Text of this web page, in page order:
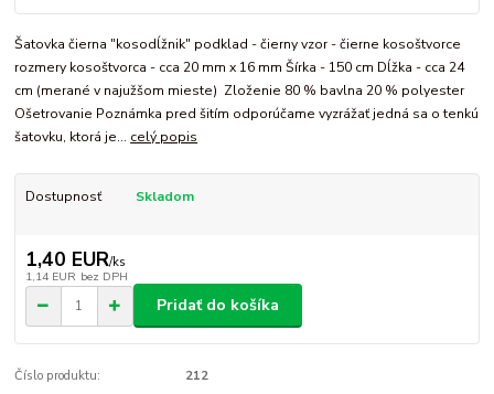
Šatovka čierna "kosodĺžnik" podklad - čierny vzor - čierne kosoštvorce
rozmery kosoštvorca - cca 20 mm x 16 mm Šírka - 150 cm Dĺžka - cca 24
cm (merané v najužšom mieste) Zloženie 80 % bavlna 20 % polyester
Ošetrovanie Poznámka pred šitím odporúčame vyzrážať jedná sa o tenkú
šatovku, ktorá je... celý popis
Dostupnosť Skladom
1,40 EUR/ks
1,14 EUR bez DPH
Pridať do košíka
Číslo produktu: 212